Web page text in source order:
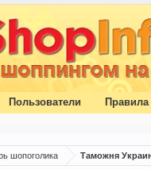
шопоголика Таможня
Пользователи Правила